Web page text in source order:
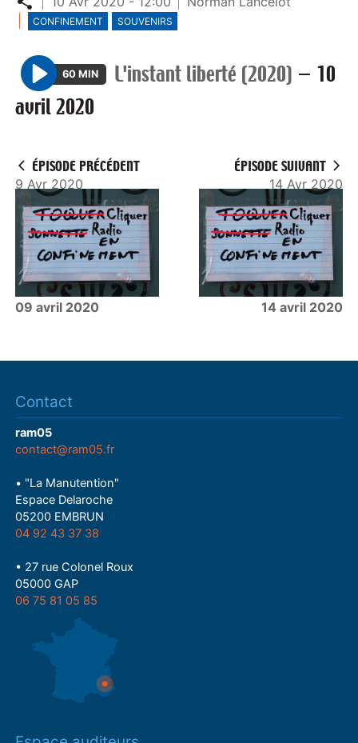
CONFINEMENT SOUVENIRS
P
l
60 MIN L'instant liberté (2020) — 10
avril 2020
ÉPISODE PRÉCÉDENT
9 Avr 2020
09 avril 2020
ÉPISODE SUIVANT
14 Avr 2020
14 avril 2020
Contact
ram05
contact@ram05.fr
• "La Manutention"
Espace Delaroche
05200 EMBRUN
04 92 43 37 38
• 27 rue Colonel Roux
05000 GAP
06 75 81 05 85